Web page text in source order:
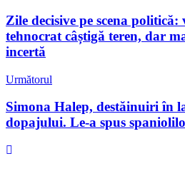
Zile decisive pe scena
tehnocrat câștigă teren, dar
incertă
Următorul
Simona Halep, destăinuiri în
dopajului. Le-a spus